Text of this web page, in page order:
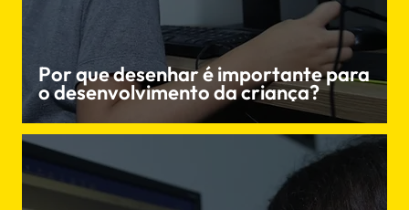
Por que desenhar é importante para
o desenvolvimento da criança?